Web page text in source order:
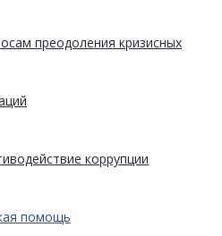
преодоления кризисных
коррупции
помощь